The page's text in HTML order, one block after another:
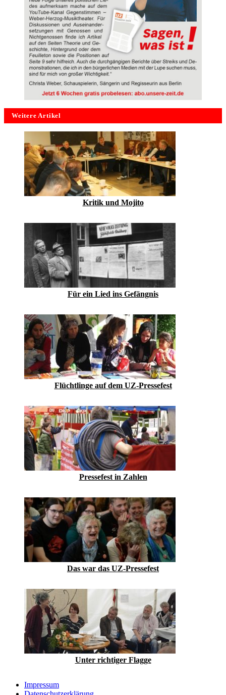
Weitere Artikel
Kritik und Mojito
Für ein Lied ins Gefängnis
Flüchtlinge auf dem UZ-Pressefest
Pressefest in Zahlen
Das war das UZ-Pressefest
Unter richtiger Flagge
Impressum